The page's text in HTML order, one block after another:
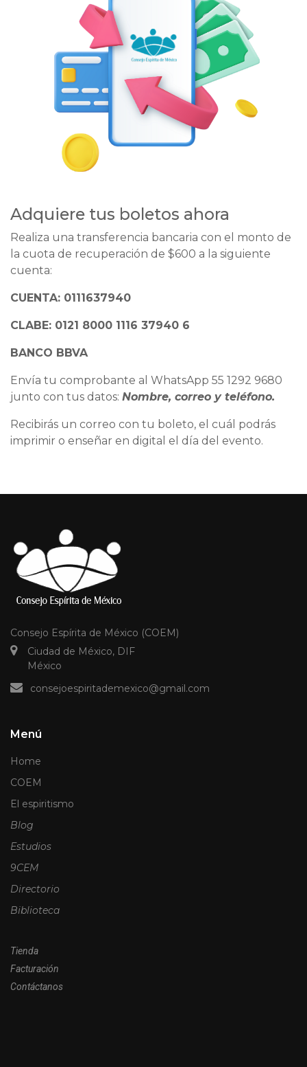
Adquiere tus boletos ahora
Realiza una transferencia bancaria con el monto de
la cuota de recuperación de $600 a la siguiente
cuenta:
CUENTA: 0111637940
CLABE: 0121 8000 1116 37940 6
BANCO BBVA
Envía tu comprobante al WhatsApp 55 1292 9680
junto con tus datos: Nombre, correo y teléfono.
Recibirás un correo con tu boleto, el cuál podrás
imprimir o enseñar en digital el día del evento.
Consejo Espírita de México (COEM)
Ciudad de México, DIF
México
consejoespiritademexico@gmail.com
Menú
Home
COEM
El espiritismo
Blog
Estudios
9CEM
Directorio
Biblioteca
Tienda
Facturación
Contáctanos